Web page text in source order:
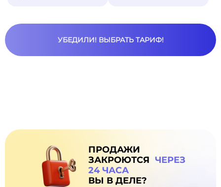
УБЕДИЛИ! ВЫБРАТЬ ТАРИФ!
ПРОДАЖИ
ЗАКРОЮТСЯ ЧЕРЕЗ
24 ЧАСА
ВЫ В ДЕЛЕ?